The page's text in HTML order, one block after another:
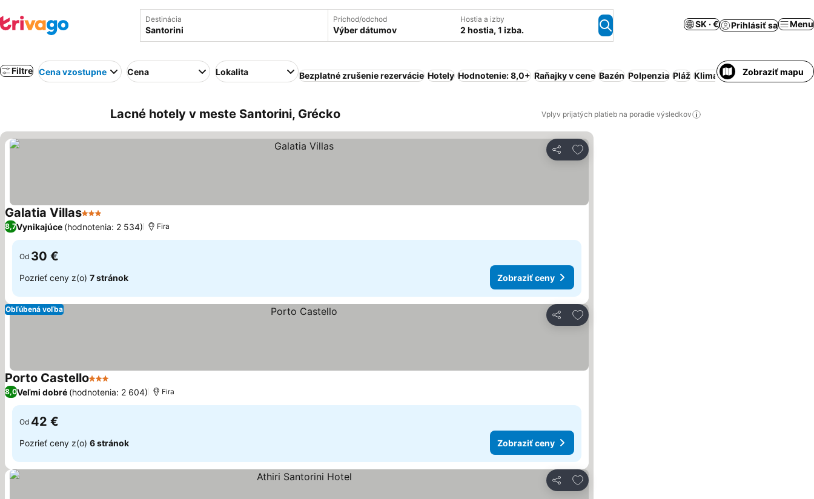
Destinácia Príchod/odchod
Výber dátumov
Hostia a izby
2 hostia, 1 izba.
SK · € Prihlásiť sa Menu
Filtre Cena vzostupne Cena Lokalita Bezplatné zrušenie rezervácie Hotely Hodnotenie: 8,0+ Raňajky v cene Bazén Polpenzia Pláž Klimatizácia Rezort
Zobraziť mapu
Lacné hotely v meste Santorini, Grécko Vplyv prijatých platieb na poradie výsledkov
Zdieľať
Pridať do obľúbených
Galatia Villas3 Počet hviezdičiek
Zobraziť ceny
8,7Vynikajúce (hodnotenia: 2 534) Fira
Od 30 €
Pozrieť ceny z(o) 7 stránok Zobraziť ceny
Zdieľať
Pridať do obľúbených
Obľúbená voľba
Porto Castello3 Počet hviezdičiek
Zobraziť ceny
8,0Veľmi dobré (hodnotenia: 2 604) Fira
Od 42 €
Pozrieť ceny z(o) 6 stránok Zobraziť ceny
Zdieľať
Pridať do obľúbených